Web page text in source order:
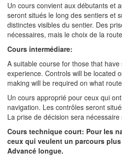
Un cours convient aux débutants et
seront situés le long des sentiers et
distinctes visibles du sentier. Des
nécessaires, mais le choix de la
Cours intermédiare:
A suitable course for those that have
experience. Controls will be located
making will be required on what
Un cours approprié pour ceux qui
navigation. Les contrôles seront
La prise de décision sera
Cours technique court: Pour les
ceux qui veulent un parcours
Advancé longue.